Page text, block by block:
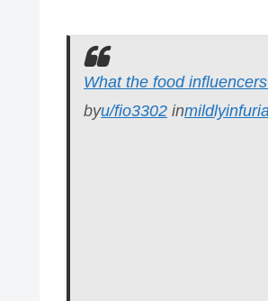
What the food
byu/fio3302 in